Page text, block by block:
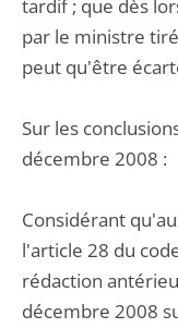
tardif ; que dès
par le ministre
peut qu'être
Sur les
décembre 2008 :
Considérant
l'article 28 du
rédaction
décembre 2008